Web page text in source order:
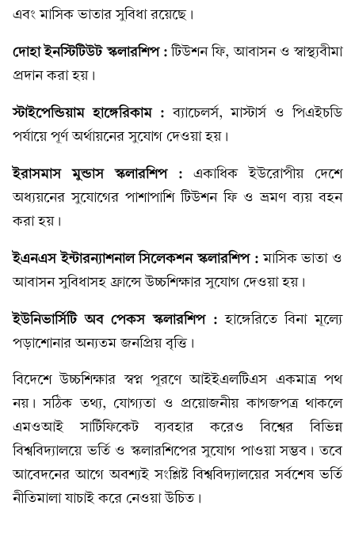
এবং মাসিক ভাতার সুবিধা রয়েছে।
দোহা ইনস্টিটিউট স্কলারশিপ :টিউশন ফি, আবাসন ও স্বাস্থ্যবীমা
প্রদান করা হয়।
স্টাইপেন্ডিয়াম হাঙ্গেরিকাম :ব্যাচেলর্স, মাস্টার্স ও পিএইচডি
পর্যায়ে পূর্ণ অর্থায়নের সুযোগ দেওয়া হয়।
ইরাসমাস মুন্ডাস স্কলারশিপ : একাধিক ইউরোপীয় দেশে
অধ্যয়নের সুযোগের পাশাপাশি টিউশন ফি ও ভ্রমণ ব্যয় বহন
করা হয়।
ইএনএস ইন্টারন্যাশনাল সিলেকশন স্কলারশিপ :মাসিক ভাতা ও
আবাসন সুবিধাসহ ফ্রান্সে উচ্চশিক্ষার সুযোগ দেওয়া হয়।
ইউনিভার্সিটি অব পেকস স্কলারশিপ :হাঙ্গেরিতে বিনা মূল্যে
পড়াশোনার অন্যতম জনপ্রিয় বৃত্তি।
বিদেশে উচ্চশিক্ষার স্বপ্ন পূরণে আইইএলটিএস একমাত্র পথ
নয়। সঠিক তথ্য, যোগ্যতা ও প্রয়োজনীয় কাগজপত্র থাকলে
এমওআই সার্টিফিকেট ব্যবহার করেও বিশ্বের বিভিন্ন
বিশ্ববিদ্যালয়ে ভর্তি ও স্কলারশিপের সুযোগ পাওয়া সম্ভব। তবে
আবেদনের আগে অবশ্যই সংশ্লিষ্ট বিশ্ববিদ্যালয়ের সর্বশেষ ভর্তি
নীতিমালা যাচাই করে নেওয়া উচিত।